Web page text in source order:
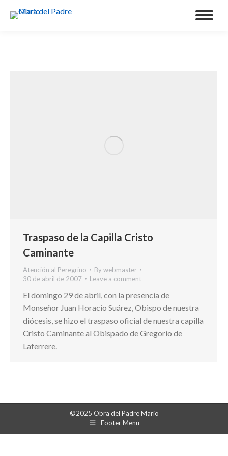
Traspaso de la Capilla Cristo
Caminante
Atención al Peregrino Bywebmaster
30 de abril de 2007
Leave a comment
El domingo 29 de abril, con la presencia de
Monseñor Juan Horacio Suárez, Obispo de nuestra
diócesis, se hizo el traspaso oficial de nuestra capilla
Cristo Caminante al Obispado de Gregorio de
Laferrere.
©2025 Obra del Padre Mario
Footer Menu